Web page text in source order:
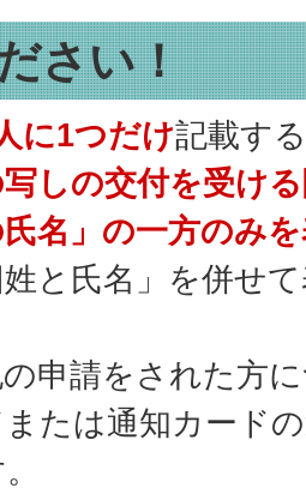
さい！
に1つだけ記載す
しの交付を受け
氏名」の一方のみ
姓と氏名」を併せ
の申請をされた方
たは通知カード